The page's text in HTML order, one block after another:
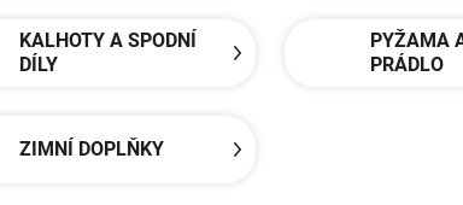
KALHOTY A SPODNÍ
DÍLY
PYŽAMA
PRÁDLO
ZIMNÍ DOPLŇKY